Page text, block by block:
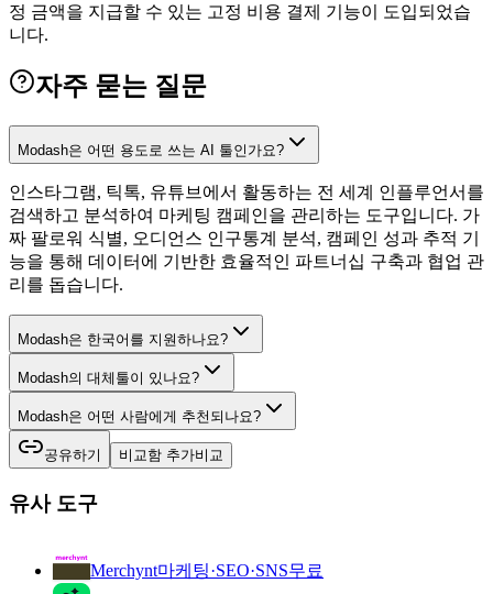
정 금액을 지급할 수 있는 고정 비용 결제 기능이 도입되었습
니다.
자주 묻는 질문
Modash은 어떤 용도로 쓰는 AI 툴인가요?
인스타그램, 틱톡, 유튜브에서 활동하는 전 세계 인플루언서를
검색하고 분석하여 마케팅 캠페인을 관리하는 도구입니다. 가
짜 팔로워 식별, 오디언스 인구통계 분석, 캠페인 성과 추적 기
능을 통해 데이터에 기반한 효율적인 파트너십 구축과 협업 관
리를 돕습니다.
Modash은 한국어를 지원하나요?
Modash의 대체툴이 있나요?
Modash은 어떤 사람에게 추천되나요?
공유하기 비교함 추가비교
유사 도구
Merchynt마케팅·SEO·SNS무료